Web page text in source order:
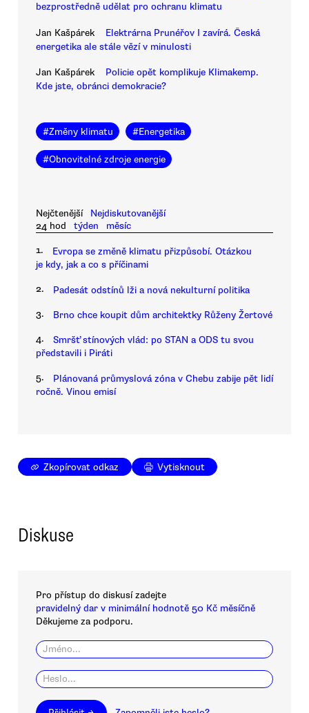
bezprostředně udělat pro ochranu klimatu
Jan Kašpárek
Elektrárna Prunéřov I zavírá. Česká
energetika ale stále vězí v minulosti
Jan Kašpárek
Policie opět komplikuje Klimakemp.
Kde jste, obránci demokracie?
#Změny klimatu #Energetika
#Obnovitelné zdroje energie
Nejčtenější
Nejdiskutovanější
24 hod
týden měsíc
1.
Evropa se změně klimatu přizpůsobí. Otázkou
je kdy, jak a co s příčinami
2. Padesát odstínů lži a nová nekulturní politika
3. Brno chce koupit dům architektky Růženy Žertové
4.
Smršť stínových vlád: po STAN a ODS tu svou
představili i Piráti
5.
Plánovaná průmyslová zóna v Chebu zabije pět lidí
ročně. Vinou emisí
Zkopírovat odkaz Vytisknout
Diskuse
Pro přístup do diskusí zadejte
pravidelný dar v minimální hodnotě 50 Kč měsíčně
Děkujeme za podporu.